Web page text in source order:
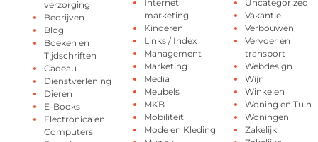
verzorging
Bedrijven
Blog
Boeken en
Tijdschriften
Cadeau
Dienstverlening
Dieren
E-Books
Electronica en
Computers
Internet
marketing
Kinderen
Links / Index
Management
Marketing
Media
Meubels
MKB
Mobiliteit
Mode en Kleding
Uncategorized
Vakantie
Verbouwen
Vervoer en
transport
Webdesign
Wijn
Winkelen
Woning en Tuin
Woningen
Zakelijk